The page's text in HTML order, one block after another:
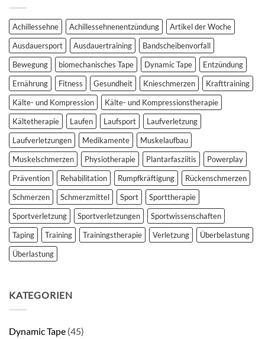
Parameter
Studienergebnisse
unter
der
Lupe
Achillessehne Achillessehnenentzündung
Artikel der Woche
Ausdauersport
Ausdauertraining
Bandscheibenvorfall
Bewegung
biomechanisches Tape Dynamic Tape
Entzündung
Ernährung
Fitness Gesundheit Knieschmerzen
Krafttraining
Kälte- und Kompression
Kälte- und Kompressionstherapie
Kältetherapie
Laufen Laufsport
Laufverletzung
Laufverletzungen
Medikamente
Muskelaufbau
Muskelschmerzen
Physiotherapie Plantarfasziitis
Powerplay
Prävention
Rehabilitation Rumpfkräftigung
Rückenschmerzen
Schmerzen
Schmerzmittel Sport
Sporttherapie
Sportverletzung
Sportverletzungen
Sportwissenschaften
Taping
Training Trainingstherapie Verletzung
Überbelastung
Überlastung
KATEGORIEN
Dynamic Tape (45)